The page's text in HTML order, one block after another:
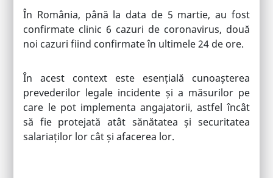
În România, până la data de 5 martie, au fost
confirmate clinic 6 cazuri de coronavirus, două
noi cazuri fiind confirmate în ultimele 24 de ore.
În acest context este esențială cunoașterea
prevederilor legale incidente și a măsurilor pe
care le pot implementa angajatorii, astfel încât
să fie protejată atât sănătatea și securitatea
salariaților lor cât și afacerea lor.